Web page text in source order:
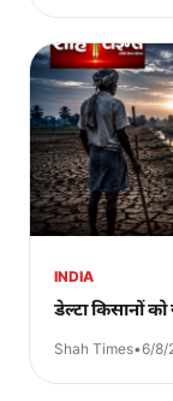
INDIA
डेल्टा किसानों
Shah Times•6/8/